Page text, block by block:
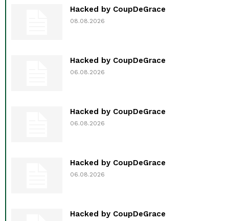
Hacked by CoupDeGrace
08.08.2026
Hacked by CoupDeGrace
06.08.2026
Hacked by CoupDeGrace
06.08.2026
Hacked by CoupDeGrace
06.08.2026
Hacked by CoupDeGrace